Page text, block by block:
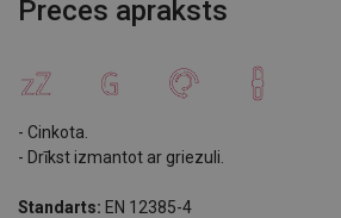
Preces apraksts
- Cinkota.
- Drīkst izmantot ar griezuli.
Standarts: EN 12385-4